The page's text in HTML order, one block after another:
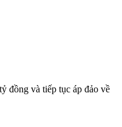
đồng và tiếp tục áp đảo về